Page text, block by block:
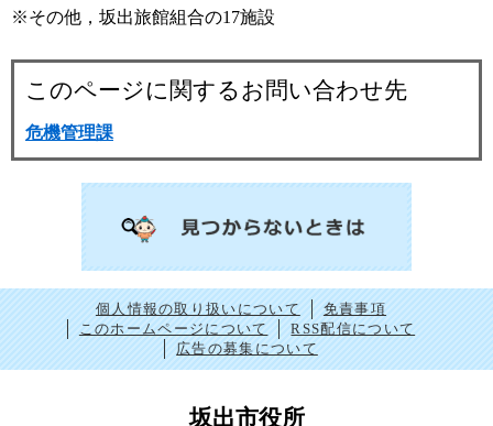
※その他，坂出旅館組合の17施設
このページに関するお問い合わせ先
危機管理課
個人情報の取り扱いについて
免責事項
このホームページについて
RSS配信について
広告の募集について
坂出市役所